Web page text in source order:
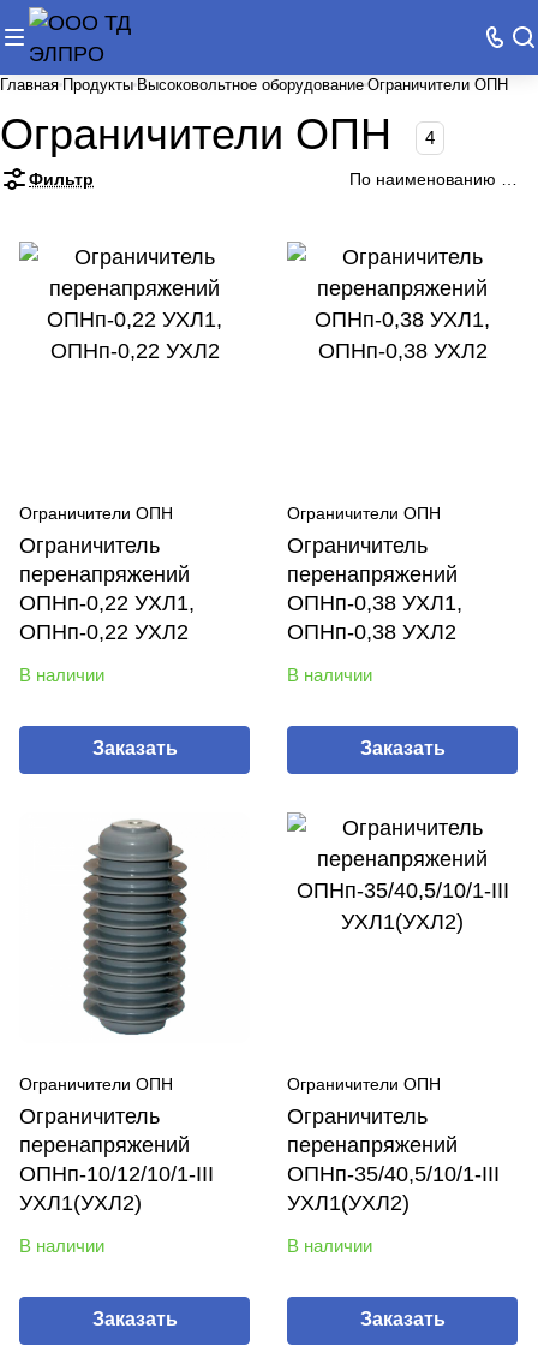
Главная Продукты Высоковольтное оборудование Ограничители ОПН
Ограничители ОПН 4
Фильтр По наименованию (А-
Ограничители ОПН
Ограничитель
перенапряжений
ОПНп-0,22 УХЛ1,
ОПНп-0,22 УХЛ2
В наличии
Заказать
Ограничители ОПН
Ограничитель
перенапряжений
ОПНп-0,38 УХЛ1,
ОПНп-0,38 УХЛ2
В наличии
Заказать
Ограничители ОПН
Ограничитель
перенапряжений
ОПНп-10/12/10/1-III
УХЛ1(УХЛ2)
В наличии
Заказать
Ограничители ОПН
Ограничитель
перенапряжений
ОПНп-35/40,5/10/1-III
УХЛ1(УХЛ2)
В наличии
Заказать